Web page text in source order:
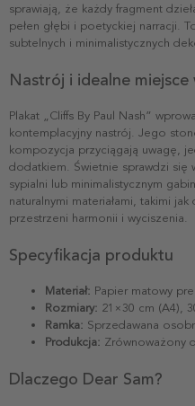
sprawiają, że każdy fragment
pełen głębi i poetyckiej narracji.
subtelnych i minimalistycznych
Nastrój i idealne miejsce
Plakat „Cliffs By Paul Nash”
kontemplacyjny nastrój. Jego
kompozycja przyciągają uwagę,
dodatkiem. Świetnie sprawdzi się
sypialni lub minimalistycznym
naturalnymi materiałami, takimi
przestrzeni harmonii i wyciszenia.
Specyfikacja produktu
Materiał: Papier matowy
Rozmiary: 21×30 cm (A4),
Ramka: Sprzedawana
Produkcja: Zrównoważony
Dlaczego Dear Sam?